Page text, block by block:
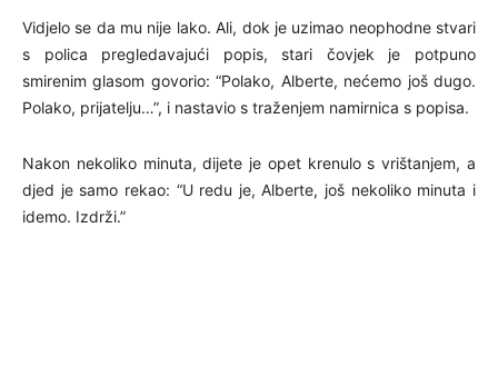
Vidjelo se da mu nije lako. Ali, dok je uzimao neophodne stvari
s polica pregledavajući popis, stari čovjek je potpuno
smirenim glasom govorio: “Polako, Alberte, nećemo još dugo.
Polako, prijatelju…”, i nastavio s traženjem namirnica s popisa.
Nakon nekoliko minuta, dijete je opet krenulo s vrištanjem, a
djed je samo rekao: “U redu je, Alberte, još nekoliko minuta i
idemo. Izdrži.”